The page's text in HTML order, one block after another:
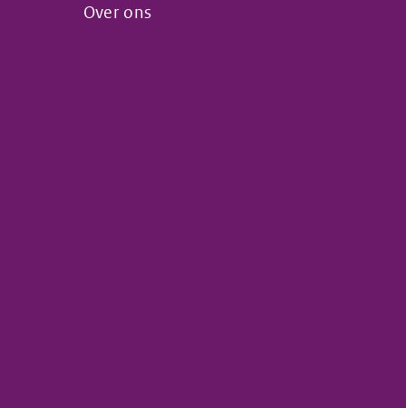
Over ons